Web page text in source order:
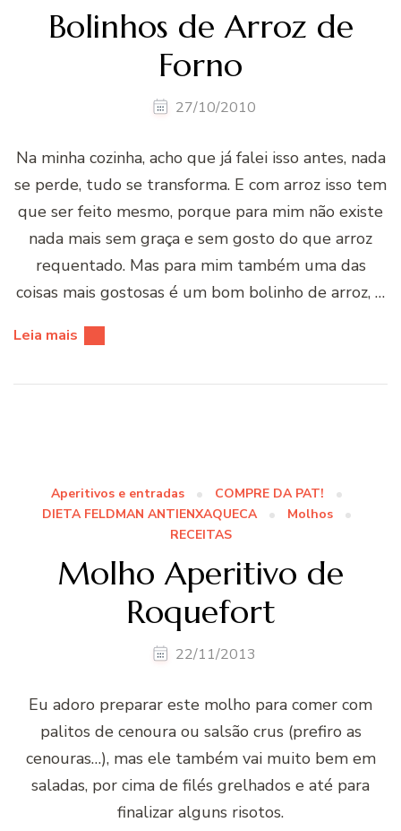
Bolinhos de Arroz de
Forno
27/10/2010
Na minha cozinha, acho que já falei isso antes, nada
se perde, tudo se transforma. E com arroz isso tem
que ser feito mesmo, porque para mim não existe
nada mais sem graça e sem gosto do que arroz
requentado. Mas para mim também uma das
coisas mais gostosas é um bom bolinho de arroz, …
Leia mais
Aperitivos e entradas
COMPRE DA PAT!
DIETA FELDMAN ANTIENXAQUECA
Molhos
RECEITAS
Molho Aperitivo de
Roquefort
22/11/2013
Eu adoro preparar este molho para comer com
palitos de cenoura ou salsão crus (prefiro as
cenouras…), mas ele também vai muito bem em
saladas, por cima de filés grelhados e até para
finalizar alguns risotos.